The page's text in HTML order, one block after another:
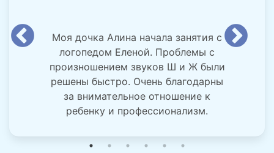
Моя дочка Алина начала занятия с
логопедом Еленой. Проблемы с
произношением звуков Ш и Ж были
решены быстро. Очень благодарны
за внимательное отношение к
ребенку и профессионализм.